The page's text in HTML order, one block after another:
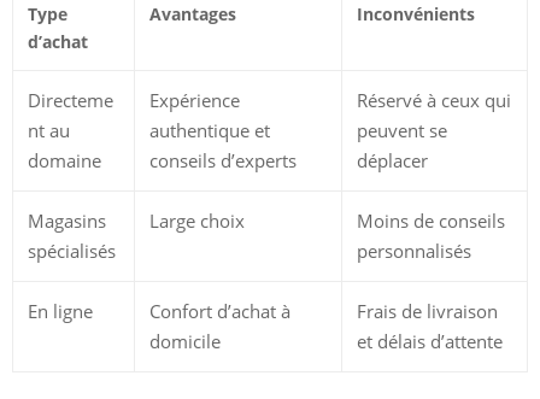
Type
d’achat
Avantages Inconvénients
Directeme
nt au
domaine
Expérience
authentique et
conseils d’experts
Réservé à ceux qui
peuvent se
déplacer
Magasins
spécialisés
Large choix
Moins de conseils
personnalisés
En ligne
Confort d’achat à
domicile
Frais de livraison
et délais d’attente